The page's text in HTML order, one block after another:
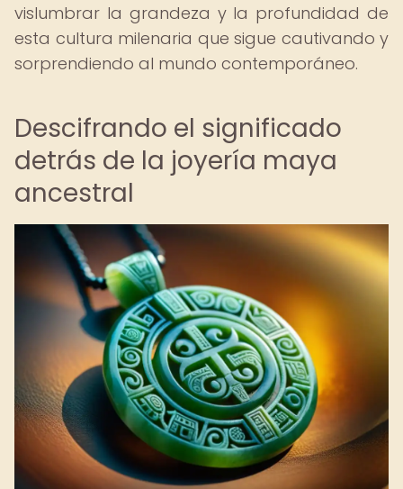
vislumbrar la grandeza y la profundidad de
esta cultura milenaria que sigue cautivando y
sorprendiendo al mundo contemporáneo.
Descifrando el significado
detrás de la joyería maya
ancestral